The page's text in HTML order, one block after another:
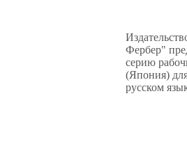
Фербер"
серию
(Япония)
русском